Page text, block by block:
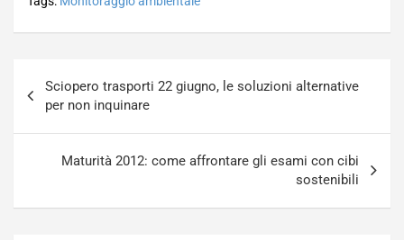
articoli
Sciopero trasporti 22 giugno, le soluzioni alternative
per non inquinare
Maturità 2012: come affrontare gli esami con cibi
sostenibili